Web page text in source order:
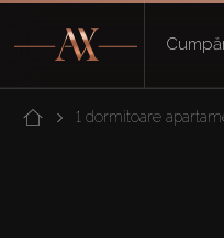
1 dormitoare